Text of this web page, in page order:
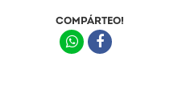
COMPÁRTEO!